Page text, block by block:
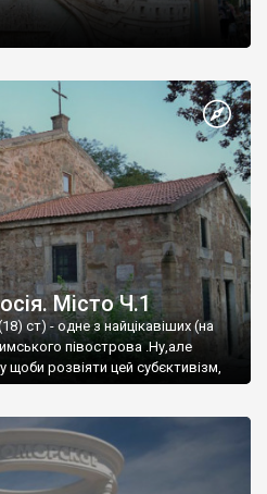
Місто Ч.1
ст) - одне з найцікавіших (на
півострова .Ну,але
розвіяти цей субєктивізм,